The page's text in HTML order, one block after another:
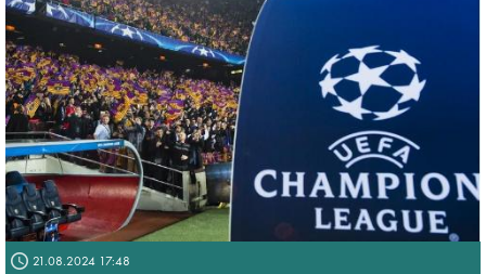
21.08.2024 17:48